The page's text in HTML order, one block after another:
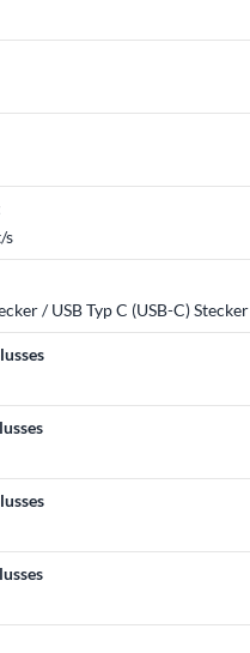
s
/ USB Typ C (USB-C) Stecker